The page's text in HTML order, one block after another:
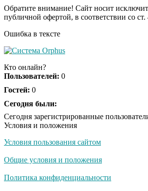
Обратите внимание! Сайт носит
публичной офертой, в соответствии со
Ошибка в тексте
Кто онлайн?
Пользователей: 0
Гостей: 0
Сегодня были:
Сегодня зарегистрированные
Условия и положения
Условия пользования сайтом
Общие условия и положения
Политика конфиденциальности